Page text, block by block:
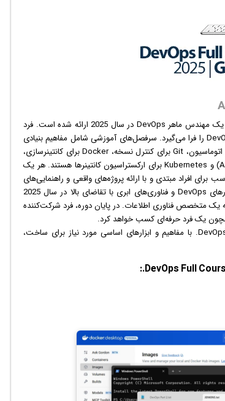
این دوره به منزله یک راهنمای جامع و کامل برای علاقه‌مندان به تبدیل شدن به یک مهندس ماهر DevOps در سال 2025 ارائه شده است. فرد
در این دوره از ابتدا شروع می‌کند و تمامی اصول اساسی و ابزارهای ضروری DevOps را فرا می‌گیرد. سرفصل‌های آموزشی شامل مفاهیم بنیادی
DevOps، سیستم‌عامل لینوکس، اسکریپت‌نویسی شل (Shell Scripting) برای اتوماسیون، Git برای کنترل نسخه، Docker برای کانتینرسازی،
یکپارچه‌سازی پیوسته و استقرار پیوسته (CI/CD)، سرویس‌های ابر آمازون (AWS) و Kubernetes برای ارکستراسیون کانتینرها هستند. هر یک
افراد مبتدی و با ارائه پروژه‌های واقعی و راهنمایی‌های
گام به گام تدریس می‌شوند. این دوره برای هر کسی که به دنبال تسلط بر ابزارهای DevOps و فناوری‌های ابری با تقاضای بالا در سال 2025
متخصص فناوری اطلاعات. در پایان دوره، فرد شرکت‌کننده
همچون یک فرد حرفه‌ای کسب خواهد کرد.
در دوره آموزشی DevOps Full Course for Beginners 2025 | Git, Docker, AWS. با مفاهیم و ابزارهای اساسی مورد نیاز برای ساخت،